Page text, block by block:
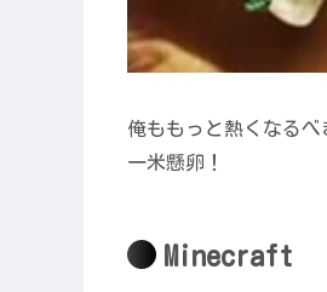
俺ももっと熱くなる
一米懸卵！
Minecraft